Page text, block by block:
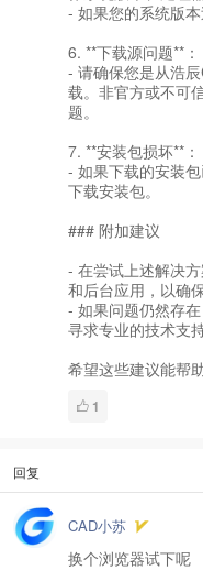
- 如果您的系统版
6. **下载源问题**：
- 请确保您是从浩
载。非官方或不可
题。
7. **安装包损坏**：
- 如果下载的安装
下载安装包。
### 附加建议
- 在尝试上述解决
和后台应用，以确
- 如果问题仍然存
寻求专业的技术支
希望这些建议能帮
1
回复
CAD小苏
换个浏览器试下呢